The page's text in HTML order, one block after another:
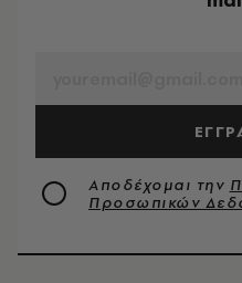
Αποδέχομαι την
Προσωπικών